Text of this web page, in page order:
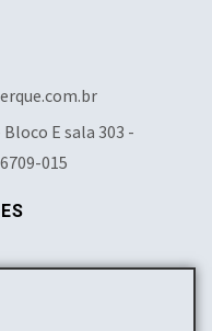
E sala 303 -
015